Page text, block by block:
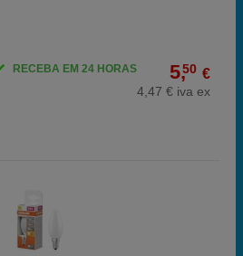
5,50 €
4,47 € iva ex
RECEBA EM 24 HORAS